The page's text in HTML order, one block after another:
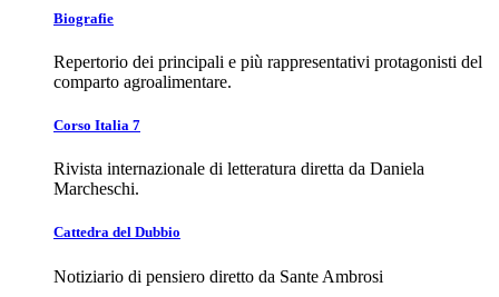
Biografie
Repertorio dei principali e più rappresentativi protagonisti del
comparto agroalimentare.
Corso Italia 7
Rivista internazionale di letteratura diretta da Daniela
Marcheschi.
Cattedra del Dubbio
Notiziario di pensiero diretto da Sante Ambrosi